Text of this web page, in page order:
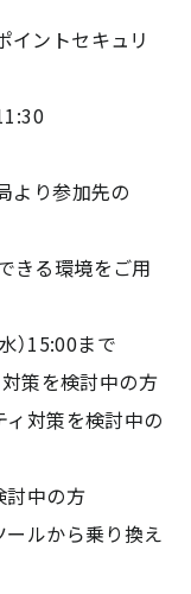
トセキュリ
より参加先の
きる環境をご用
15:00まで
対策を検討中の方
策を検討中の
中の方
から乗り換え